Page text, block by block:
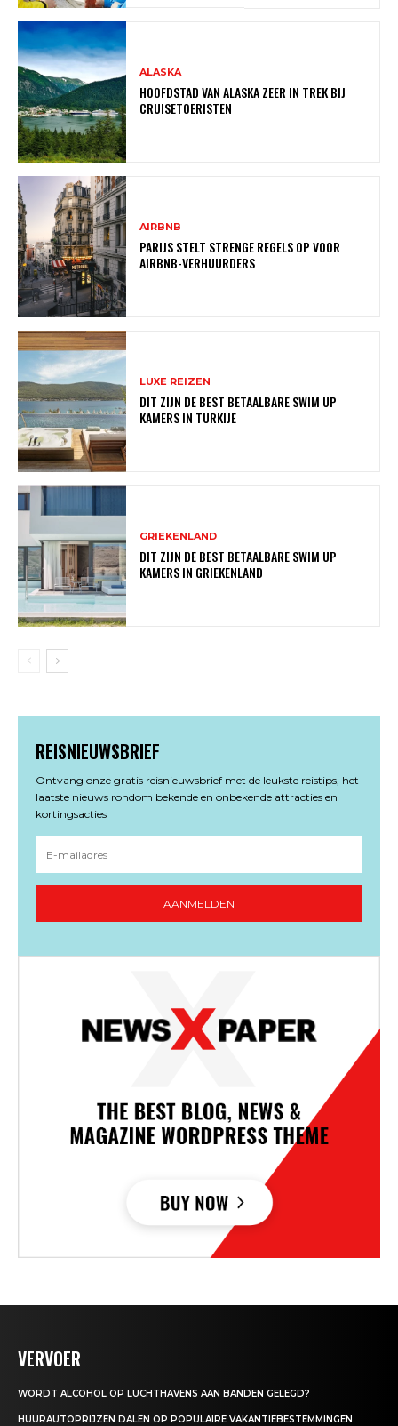
ALASKA
HOOFDSTAD VAN ALASKA ZEER IN TREK BIJ
CRUISETOERISTEN
AIRBNB
PARIJS STELT STRENGE REGELS OP VOOR
AIRBNB-VERHUURDERS
LUXE REIZEN
DIT ZIJN DE BEST BETAALBARE SWIM UP
KAMERS IN TURKIJE
GRIEKENLAND
DIT ZIJN DE BEST BETAALBARE SWIM UP
KAMERS IN GRIEKENLAND
REISNIEUWSBRIEF
Ontvang onze gratis reisnieuwsbrief met de leukste reistips, het
laatste nieuws rondom bekende en onbekende attracties en
kortingsacties
AANMELDEN
VERVOER
WORDT ALCOHOL OP LUCHTHAVENS AAN BANDEN GELEGD?
HUURAUTOPRIJZEN DALEN OP POPULAIRE VAKANTIEBESTEMMINGEN